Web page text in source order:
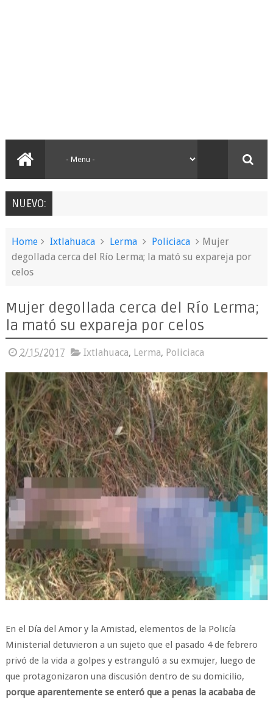
NUEVO:
Home Ixtlahuaca Lerma Policiaca
Mujer
degollada cerca del Río Lerma; la mató su expareja por
celos
Mujer degollada cerca del Río Lerma;
la mató su expareja por celos
2/15/2017 Ixtlahuaca, Lerma, Policiaca
En el Día del Amor y la Amistad, elementos de la Policía
Ministerial detuvieron a un sujeto que el pasado 4 de febrero
privó de la vida a golpes y estranguló a su exmujer, luego de
que protagonizaron una discusión dentro de su domicilio,
porque aparentemente se enteró que a penas la acababa de